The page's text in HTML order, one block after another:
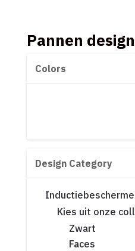
Pannen
Colors
Design Category
Kies uit onze
Zwart
Faces